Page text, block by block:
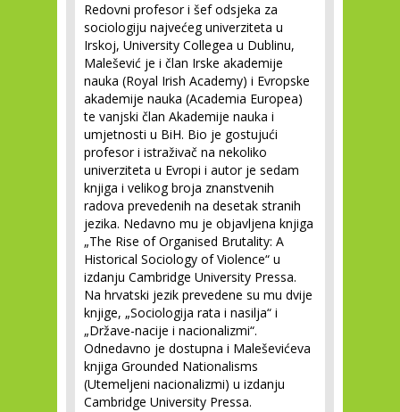
Redovni profesor i šef odsjeka za
sociologiju najvećeg univerziteta u
Irskoj, University Collegea u Dublinu,
Malešević je i član Irske akademije
nauka (Royal Irish Academy) i Evropske
akademije nauka (Academia Europea)
te vanjski član Akademije nauka i
umjetnosti u BiH. Bio je gostujući
profesor i istraživač na nekoliko
univerziteta u Evropi i autor je sedam
knjiga i velikog broja znanstvenih
radova prevedenih na desetak stranih
jezika. Nedavno mu je objavljena knjiga
„The Rise of Organised Brutality: A
Historical Sociology of Violence“ u
izdanju Cambridge University Pressa.
Na hrvatski jezik prevedene su mu dvije
knjige, „Sociologija rata i nasilja“ i
„Države-nacije i nacionalizmi“.
Odnedavno je dostupna i Maleševićeva
knjiga Grounded Nationalisms
(Utemeljeni nacionalizmi) u izdanju
Cambridge University Pressa.